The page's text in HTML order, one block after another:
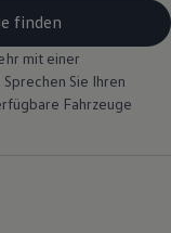
finden
mit einer
Sie Ihren
Fahrzeuge